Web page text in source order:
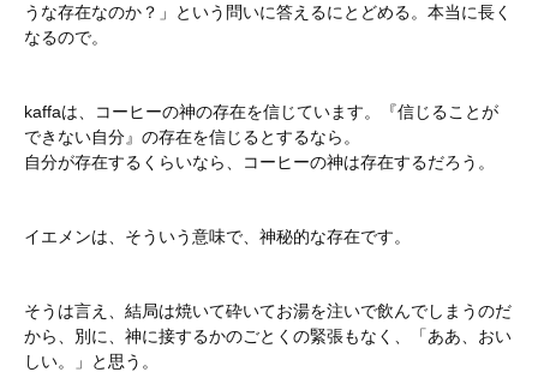
うな存在なのか？」という問いに答えるにとどめる。本当に長く
なるので。
kaffaは、コーヒーの神の存在を信じています。『信じることが
できない自分』の存在を信じるとするなら。
自分が存在するくらいなら、コーヒーの神は存在するだろう。
イエメンは、そういう意味で、神秘的な存在です。
そうは言え、結局は焼いて砕いてお湯を注いで飲んでしまうのだ
から、別に、神に接するかのごとくの緊張もなく、「ああ、おい
しい。」と思う。